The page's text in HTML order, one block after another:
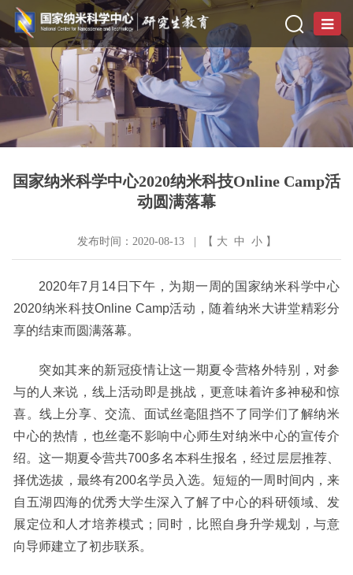
国家纳米科学中心2020纳米科技Online Camp活
动圆满落幕
发布时间：2020-08-13 | 【 大 中 小】
2020年7月 14日下午 ，为期一周的国家纳米科学中心
2020纳米科技Online Camp活动，随着纳米大讲堂精彩分
享的结束而圆满落幕。
突如其来的新冠疫情让这一期夏令营格外特别，对参
与的人来说，线上活动即是挑战，更意味着许多神秘和惊
喜。线上分享、交流、面试丝毫阻挡不了同学们了解纳米
中心的热情，也丝毫不影响中心师生对纳米中心的宣传介
绍。这一期夏令营共700多名本科生报名 ，经过 层层推荐
择优选拔，最终有200名学员入选。短短的一周时间内，来
自五湖四海的优秀大学生深入了解了中心的科研领域、发
展定位和人才培养模式；同时，比照自身升学规划，与意
向导师建立了初步联系。